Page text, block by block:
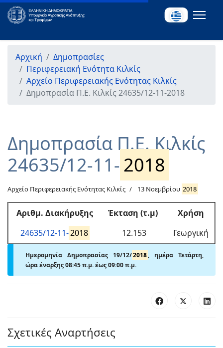
Αρχική
Δημοπρασίες
Περιφερειακή Ενότητα Κιλκίς
Αρχείο Περιφερειακής Ενότητας Κιλκίς
Δημοπρασία Π.Ε. Κιλκίς 24635/12-11-2018
Δημοπρασία Π.Ε. Κιλκίς
24635/12-11-2018
Αρχείο Περιφερειακής Ενότητας Κιλκίς 13 Νοεμβρίου 2018
Αριθμ. Διακήρυξης Έκταση (τ.μ)
Χρήση
24635/12-11-2018 12.153 Γεωργική
Ημερομηνία Δημοπρασίας 19/12/2018, ημέρα Τετάρτη,
ώρα έναρξης 08:45 π.μ.έως 09:00 π.μ.
Σχετικές Αναρτήσεις